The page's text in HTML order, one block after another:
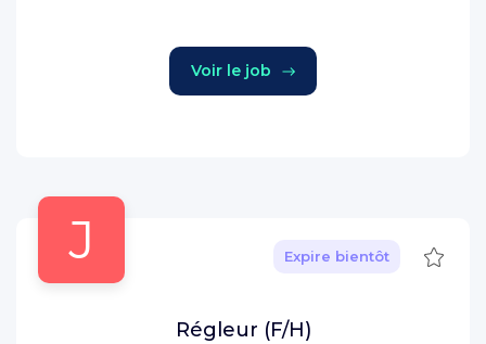
Voir le job
J Expire bientôt
Régleur (F/H)